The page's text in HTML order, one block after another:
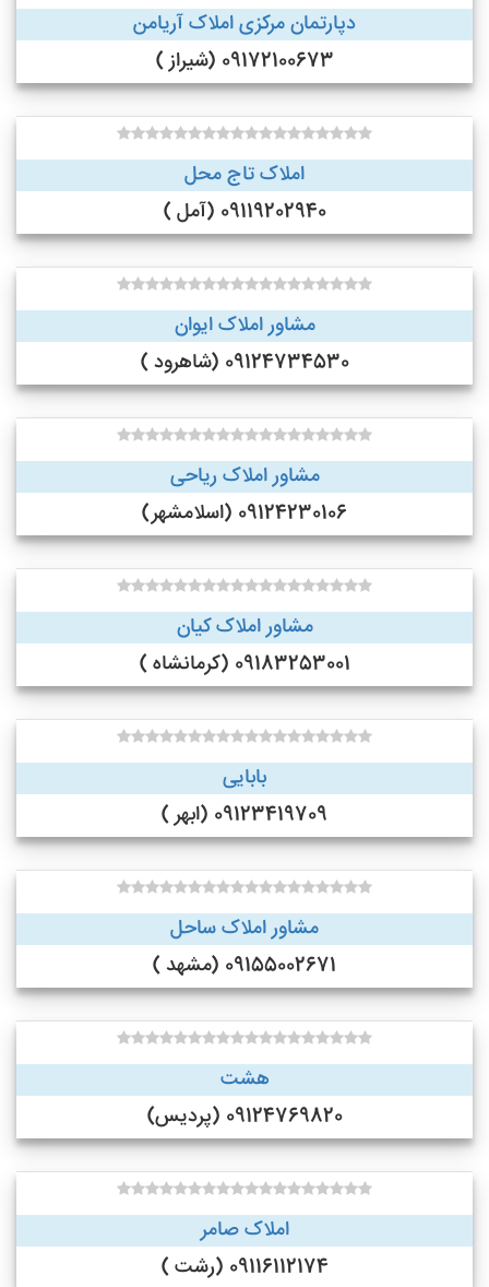
دپارتمان مرکزی املاک آریامن
09172100673 (شیراز )
املاک تاج محل
09119202940 (آمل )
مشاور املاک ایوان
09124734530 (شاهرود )
مشاور املاک ریاحی
09124230106 (اسلامشهر)
مشاور املاک کیان
09183253001 (کرمانشاه )
بابایی
09123419709 (ابهر )
مشاور املاک ساحل
09155002671 (مشهد )
هشت
09124769820 (پردیس)
املاک صامر
09116112174 (رشت )